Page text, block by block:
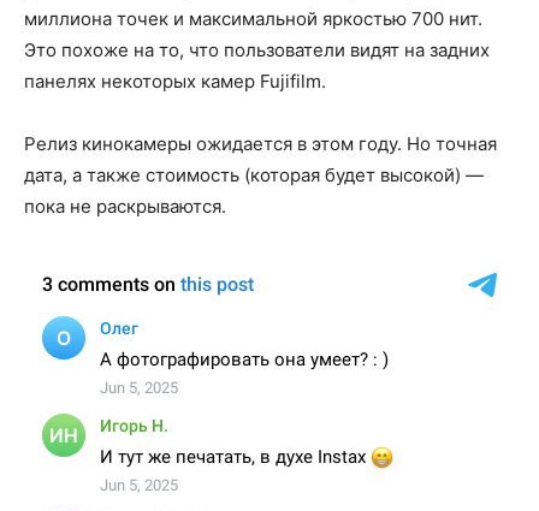
миллиона точек и максимальной яркостью 700 нит.
Это похоже на то, что пользователи видят на задних
панелях некоторых камер Fujifilm.
Релиз кинокамеры ожидается в этом году. Но точная
дата, а также стоимость (которая будет высокой) —
пока не раскрываются.